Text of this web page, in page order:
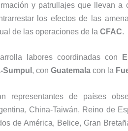
y patrullajes que llevan a
los efectos de las
de las operaciones de la CFAC.
labores coordinadas con
Sumpul , con Guatemala con la
representantes de países
China-Taiwán, Reino de
de América, Belice, Gran